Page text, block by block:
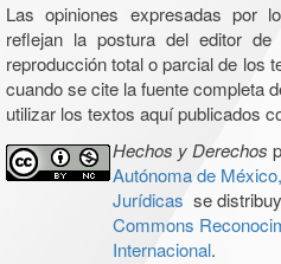
Las opiniones expresadas por
reflejan la postura del editor
reproducción total o parcial de los
cuando se cite la fuente completa
utilizar los textos aquí publicados
Hechos y Derechos
Autónoma de
Jurídicas se
Commons
Internacional.